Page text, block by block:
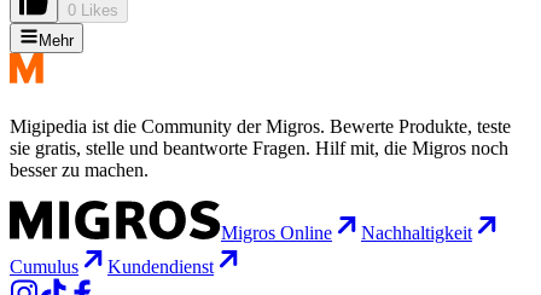
0 Likes
Mehr
Migipedia ist die Community der Migros. Bewerte Produkte, teste
sie gratis, stelle und beantworte Fragen. Hilf mit, die Migros noch
besser zu machen.
Migros Online
Nachhaltigkeit
Cumulus
Kundendienst